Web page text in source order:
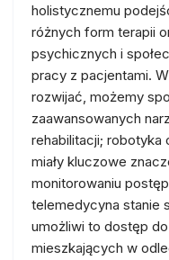
holistycznemu
różnych form terapii
psychicznych i
pracy z pacjentami.
rozwijać, możemy
zaawansowanych
rehabilitacji; robotyka
miały kluczowe
monitorowaniu
telemedycyna stanie
umożliwi to dostęp
mieszkających w